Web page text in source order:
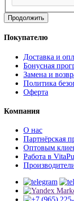
Продолжить
Покупателю
Доставка и
Бонусная
Замена и
Политика
Оферта
Компания
О нас
Партнёрская
Оптовым
Работа в